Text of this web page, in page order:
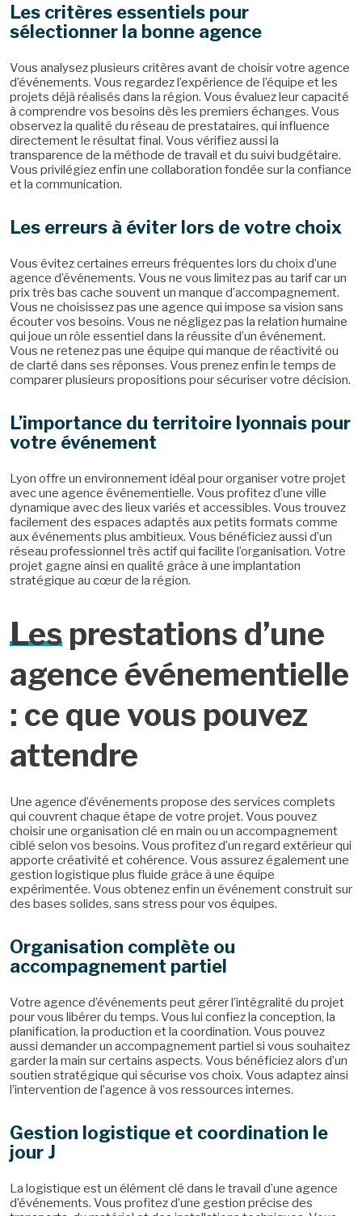
Les critères essentiels pour
sélectionner la bonne agence
Vous analysez plusieurs critères avant de choisir votre agence
d’événements. Vous regardez l’expérience de l’équipe et les
projets déjà réalisés dans la région. Vous évaluez leur capacité
à comprendre vos besoins dès les premiers échanges. Vous
observez la qualité du réseau de prestataires, qui influence
directement le résultat final. Vous vérifiez aussi la
transparence de la méthode de travail et du suivi budgétaire.
Vous privilégiez enfin une collaboration fondée sur la confiance
et la communication.
Les erreurs à éviter lors de votre choix
Vous évitez certaines erreurs fréquentes lors du choix d’une
agence d’événements. Vous ne vous limitez pas au tarif car un
prix très bas cache souvent un manque d’accompagnement.
Vous ne choisissez pas une agence qui impose sa vision sans
écouter vos besoins. Vous ne négligez pas la relation humaine
qui joue un rôle essentiel dans la réussite d’un événement.
Vous ne retenez pas une équipe qui manque de réactivité ou
de clarté dans ses réponses. Vous prenez enfin le temps de
comparer plusieurs propositions pour sécuriser votre décision.
L’importance du territoire lyonnais pour
votre événement
Lyon offre un environnement idéal pour organiser votre projet
avec une agence événementielle. Vous profitez d’une ville
dynamique avec des lieux variés et accessibles. Vous trouvez
facilement des espaces adaptés aux petits formats comme
aux événements plus ambitieux. Vous bénéficiez aussi d’un
réseau professionnel très actif qui facilite l’organisation. Votre
projet gagne ainsi en qualité grâce à une implantation
stratégique au cœur de la région.
Les prestations d’une
agence événementielle
: ce que vous pouvez
attendre
Une agence d’événements propose des services complets
qui couvrent chaque étape de votre projet. Vous pouvez
choisir une organisation clé en main ou un accompagnement
ciblé selon vos besoins. Vous profitez d’un regard extérieur qui
apporte créativité et cohérence. Vous assurez également une
gestion logistique plus fluide grâce à une équipe
expérimentée. Vous obtenez enfin un événement construit sur
des bases solides, sans stress pour vos équipes.
Organisation complète ou
accompagnement partiel
Votre agence d’événements peut gérer l’intégralité du projet
pour vous libérer du temps. Vous lui confiez la conception, la
planification, la production et la coordination. Vous pouvez
aussi demander un accompagnement partiel si vous souhaitez
garder la main sur certains aspects. Vous bénéficiez alors d’un
soutien stratégique qui sécurise vos choix. Vous adaptez ainsi
l’intervention de l’agence à vos ressources internes.
Gestion logistique et coordination le
jour J
La logistique est un élément clé dans le travail d’une agence
d’événements. Vous profitez d’une gestion précise des